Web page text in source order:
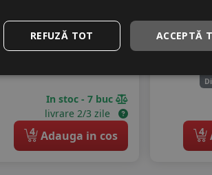
In stoc - 7 buc
livrare 2/3 zile
4 Adauga in cos
4
ACCEPTĂ
REFUZĂ TOT